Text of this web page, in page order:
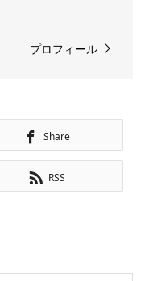
プロフィール
Share
RSS